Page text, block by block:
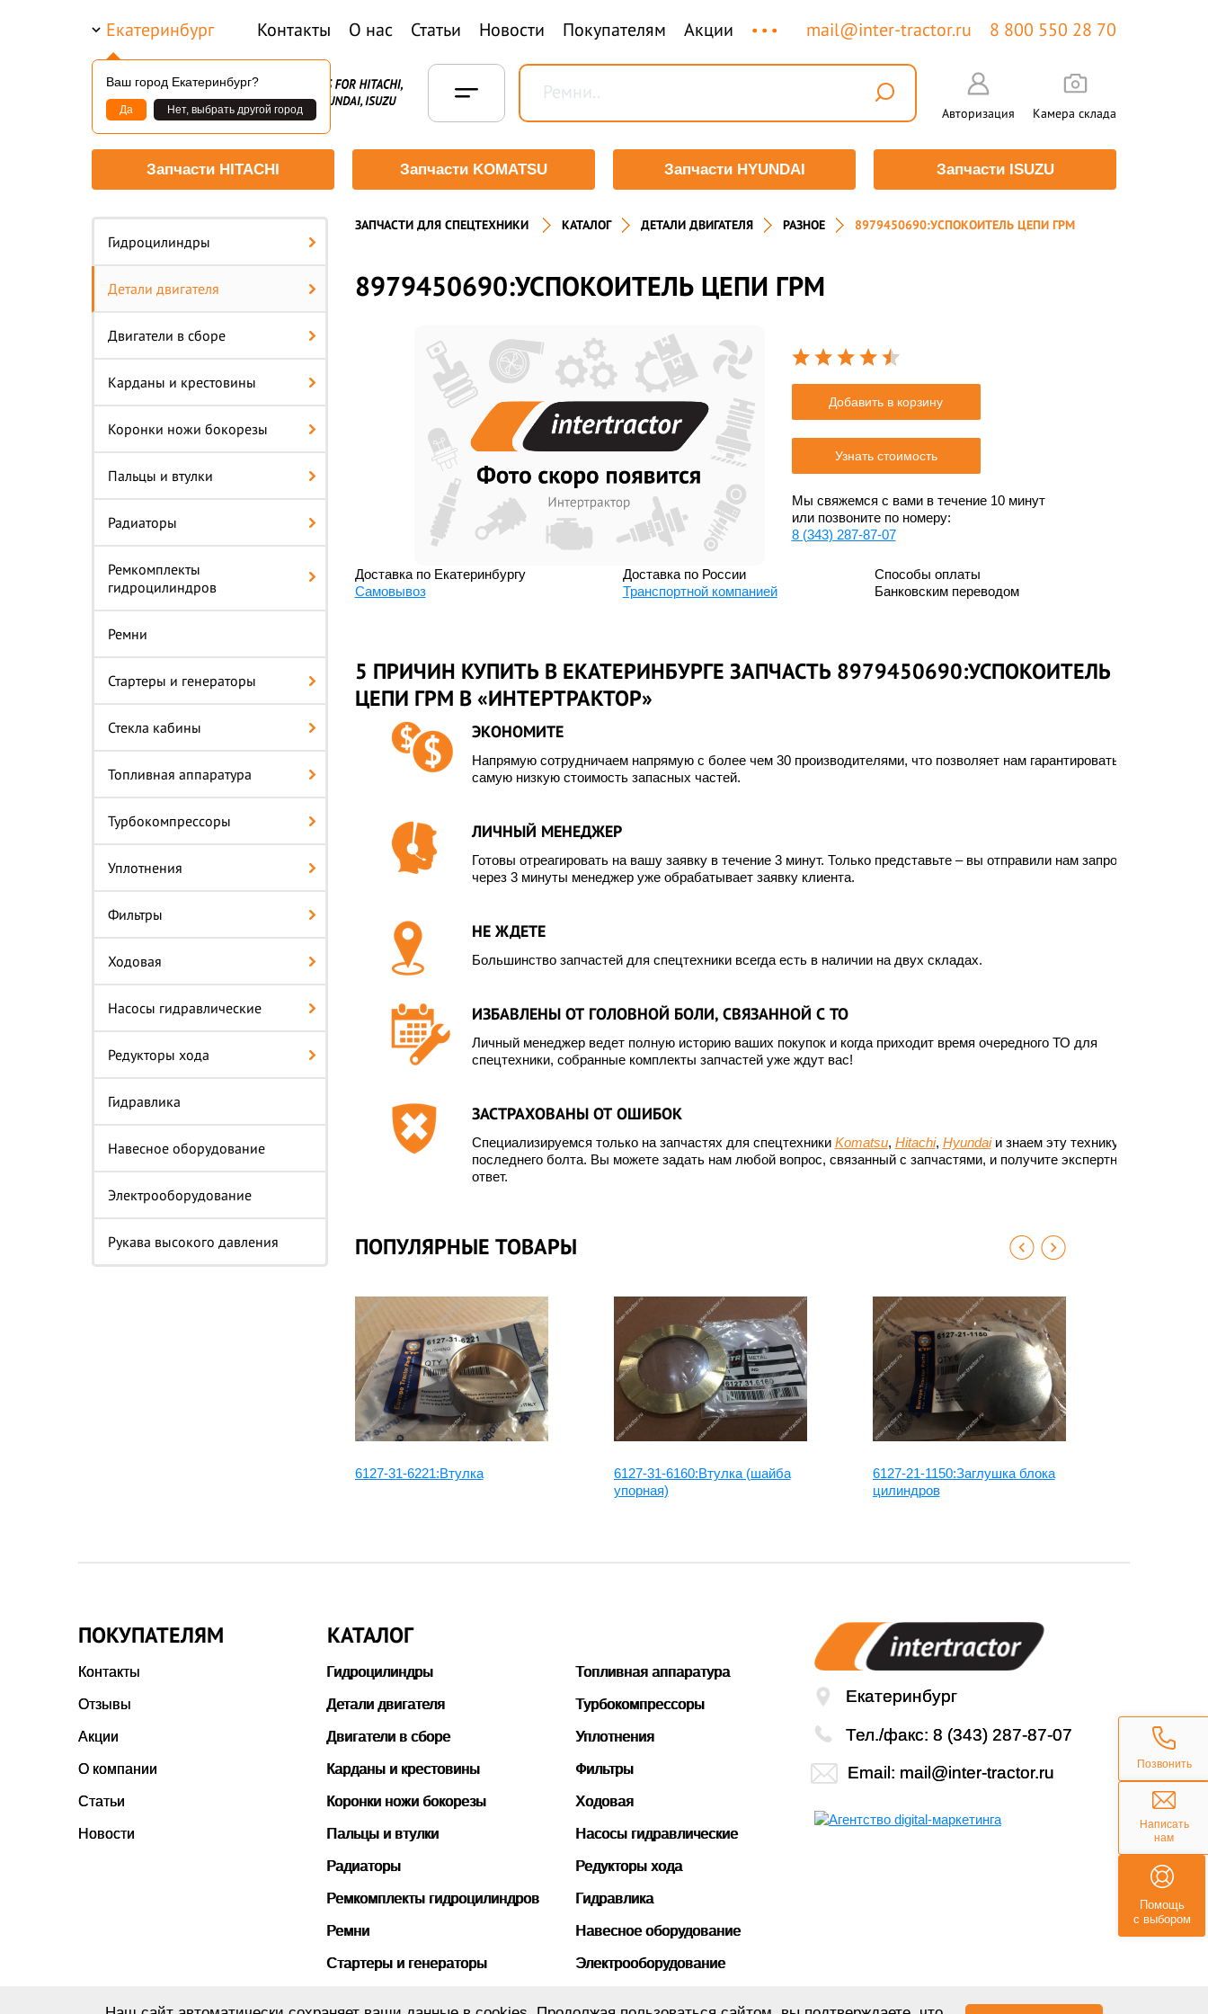
Екатеринбург
Ваш город Екатеринбург?
Да Нет, выбрать другой город
Контакты О нас Статьи Новости Покупателям Акции ... mail@inter-tractor.ru 8 800 550 28 70
Авторизация Камера склада
Запчасти HITACHI Запчасти KOMATSU Запчасти HYUNDAI Запчасти ISUZU
Гидроцилиндры
Детали двигателя
Двигатели в сборе
Карданы и крестовины
Коронки ножи бокорезы
Пальцы и втулки
Радиаторы
Ремкомплекты
гидроцилиндров
Ремни
Стартеры и генераторы
Стекла кабины
Топливная аппаратура
Турбокомпрессоры
Уплотнения
Фильтры
Ходовая
Насосы гидравлические
Редукторы хода
Гидравлика
Навесное оборудование
Электрооборудование
Рукава высокого давления
ЗАПЧАСТИ ДЛЯ СПЕЦТЕХНИКИ КАТАЛОГ ДЕТАЛИ ДВИГАТЕЛЯ РАЗНОЕ 8979450690:УСПОКОИТЕЛЬ ЦЕПИ ГРМ
8979450690:УСПОКОИТЕЛЬ ЦЕПИ ГРМ
Добавить в корзину
Узнать стоимость
Мы свяжемся с вами в течение 10 минут
или позвоните по номеру:
8 (343) 287-87-07
Доставка по Екатеринбургу
Самовывоз
Доставка по России
Транспортной компанией
Способы оплаты
Банковским переводом
5 ПРИЧИН КУПИТЬ В ЕКАТЕРИНБУРГЕ ЗАПЧАСТЬ 8979450690:УСПОКОИТЕЛЬ
ЦЕПИ ГРМ В «ИНТЕРТРАКТОР»
ЭКОНОМИТЕ
Напрямую сотрудничаем напрямую с более чем 30 производителями, что позволяет нам гарантировать
самую низкую стоимость запасных частей.
ЛИЧНЫЙ МЕНЕДЖЕР
Готовы отреагировать на вашу заявку в течение 3 минут. Только представьте – вы отправили нам запрос, а
через 3 минуты менеджер уже обрабатывает заявку клиента.
НЕ ЖДЕТЕ
Большинство запчастей для спецтехники всегда есть в наличии на двух складах.
ИЗБАВЛЕНЫ ОТ ГОЛОВНОЙ БОЛИ, СВЯЗАННОЙ С ТО
Личный менеджер ведет полную историю ваших покупок и когда приходит время очередного ТО для
спецтехники, собранные комплекты запчастей уже ждут вас!
ЗАСТРАХОВАНЫ ОТ ОШИБОК
Специализируемся только на запчастях для спецтехники Komatsu, Hitachi, Hyundaiи знаем эту технику до
последнего болта. Вы можете задать нам любой вопрос, связанный с запчастями, и получите экспертный
ответ.
ПОПУЛЯРНЫЕ ТОВАРЫ
6127-31-6221:Втулка
6127-31-6160:Втулка (шайба
упорная)
6127-21-1150:Заглушка блока
цилиндров
ПОКУПАТЕЛЯМ
Контакты
Отзывы
Акции
О компании
Статьи
Новости
КАТАЛОГ
Гидроцилиндры
Детали двигателя
Двигатели в сборе
Карданы и крестовины
Коронки ножи бокорезы
Пальцы и втулки
Радиаторы
Ремкомплекты гидроцилиндров
Ремни
Стартеры и генераторы
Топливная аппаратура
Турбокомпрессоры
Уплотнения
Фильтры
Ходовая
Насосы гидравлические
Редукторы хода
Гидравлика
Навесное оборудование
Электрооборудование
Екатеринбург
Тел./факс: 8 (343) 287-87-07
Email: mail@inter-tractor.ru Позвонить
Написать
нам
Помощь
с выбором